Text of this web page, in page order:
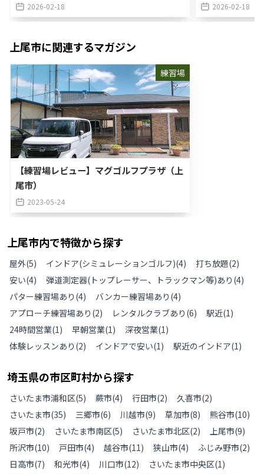
2026-02-18 2026-02-18
上尾市に関連するマガジン
練習場
【練習場レビュー】マグゴルフプラザ（上
尾市）
2023-05-24
上尾市内で特徴から探す
屋外(5) インドア(シミュレーションゴルフ)(4) 打ち放題(2)
安い(4) 弾道測定器(トップレーサー、トラックマン等)あり (4)
パター練習場あり (4) バンカー練習場あり (4)
アプローチ練習場あり (2) レンタルクラブあり (6) 駅近(1)
24時間営業(1) 早朝営業(1) 深夜営業(1)
体験レッスンあり (2) インドアで安い(1) 駅近のインドア(1)
埼玉県の市区町村から探す
さいたま市浦和区(5) 蕨市(4) 行田市(2) 久喜市(2)
さいたま市(35) 三郷市(6) 川越市(9) 草加市(8) 熊谷市(10)
坂戸市(2) さいたま市南区(5) さいたま市北区(2) 上尾市(9)
所沢市(10) 戸田市(4) 越谷市(11) 狭山市(4) ふじみ野市(2)
日高市(7) 和光市(4) 川口市(12) さいたま市中央区(1)